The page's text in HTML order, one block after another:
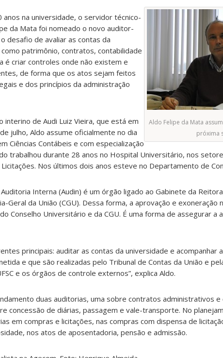
Aldo Felipe da Mata
próxima
anos na universidade, o servidor técnico-
da Mata foi nomeado o novo auditor-
desafio de avaliar as contas da
patrimônio, contratos, contabilidade
é criar controles onde não existem e
de forma que os atos sejam feitos
e dos princípios da administração
interino de Audi Luiz Vieira, que está em
julho, Aldo assume oficialmente no dia
Ciências Contábeis e com especialização
trabalhou durante 28 anos no Hospital Universitário, nos
Licitações. Nos últimos dois anos esteve no Departamento de
Interna (Audin) é um órgão ligado ao Gabinete da
Geral da União (CGU). Dessa forma, a aprovação e exoneração
Conselho Universitário e da CGU. É uma forma de assegurar a
principais: auditar as contas da universidade e acompanhar
e que são realizadas pelo Tribunal de Contas da União e
e os órgãos de controle externos”, explica Aldo.
duas auditorias, uma sobre contratos administrativos e
concessão de diárias, passagem e vale-transporte. No
em compras e licitações, nas compras com dispensa de
nos atos de aposentadoria, pensão e admissão.